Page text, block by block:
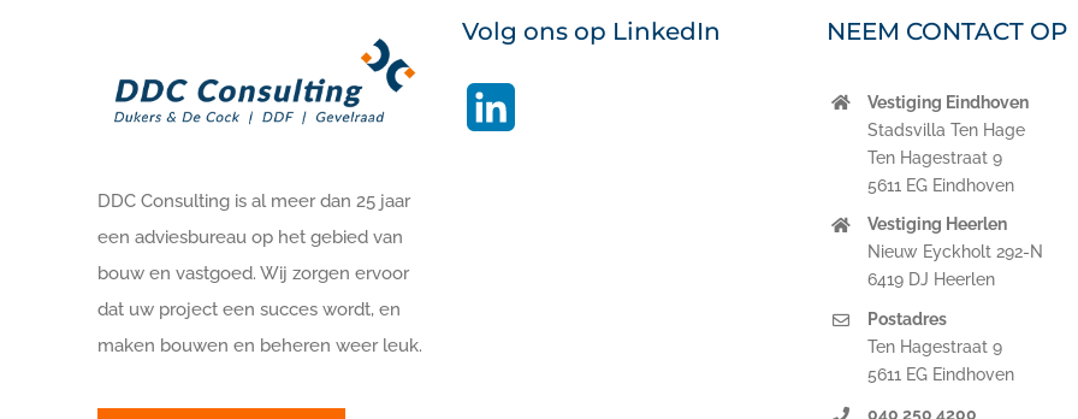
DDC Consulting is al meer dan 25 jaar
een adviesbureau op het gebied van
bouw en vastgoed. Wij zorgen ervoor
dat uw project een succes wordt, en
maken bouwen en beheren weer leuk.
Volg ons op LinkedIn NEEM CONTACT OP
Vestiging Eindhoven
Stadsvilla Ten Hage
Ten Hagestraat 9
5611 EG Eindhoven
Vestiging Heerlen
Nieuw Eyckholt 292-N
6419 DJ Heerlen
Postadres
Ten Hagestraat 9
5611 EG Eindhoven
040 250 4200